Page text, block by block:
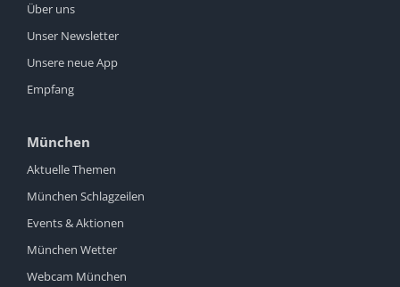
Über uns
Unser Newsletter
Unsere neue App
Empfang
München
Aktuelle Themen
München Schlagzeilen
Events & Aktionen
München Wetter
Webcam München